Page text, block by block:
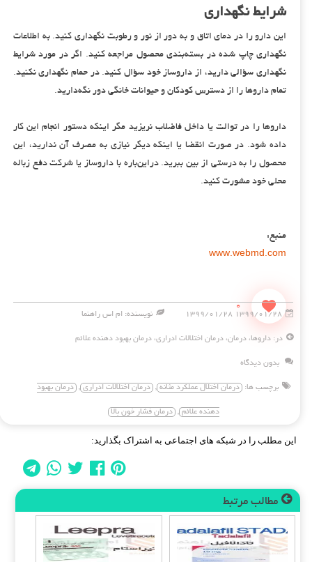
شرایط نگهداری
این دارو را در دمای اتاق و به دور از نور و رطوبت نگهداری کنید. به اطلاعات
نگهداری چاپ شده در بسته‌بندی محصول مراجعه کنید. اگر در مورد شرایط
نگهداری سؤالی دارید، از داروساز خود سؤال کنید. در حمام نگهداری نکنید.
تمام داروها را از دسترس کودکان و حیوانات خانگی دور نگه‌دارید.
داروها را در توالت یا داخل فاضلاب نریزید مگر اینکه دستور انجام این کار
داده شود. در صورت انقضا یا اینکه دیگر نیازی به مصرف آن ندارید، این
محصول را به درستی از بین ببرید. دراین‌باره با داروساز یا شرکت دفع زباله
محلی خود مشورت کنید.
منبع:
www.webmd.com
0
۱۳۹۹/۰۱/۲۸ ۱۳۹۹/۰۱/۲۸ نویسنده: ام اس راهنما
در: داروها، درمان، درمان اختلالات ادراری، درمان بهبود دهنده علائم
بدون دیدگاه
برچسب ها: درمان اختلال عملکرد مثانه , درمان اختلالات ادراری , درمان بهبود
دهنده علائم , درمان فشار خون بالا
این مطلب را در شبکه های اجتماعی به اشتراک بگذارید:
مطالب مرتبط